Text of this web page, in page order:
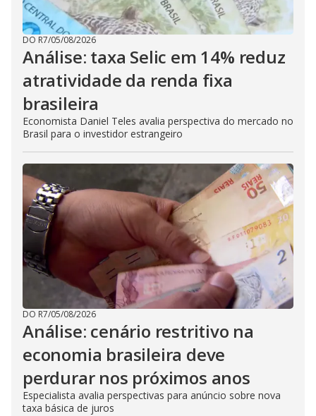
DO R7/05/08/2026
Análise: taxa Selic em 14% reduz
atratividade da renda fixa
brasileira
Economista Daniel Teles avalia perspectiva do mercado no
Brasil para o investidor estrangeiro
DO R7/05/08/2026
Análise: cenário restritivo na
economia brasileira deve
perdurar nos próximos anos
Especialista avalia perspectivas para anúncio sobre nova
taxa básica de juros